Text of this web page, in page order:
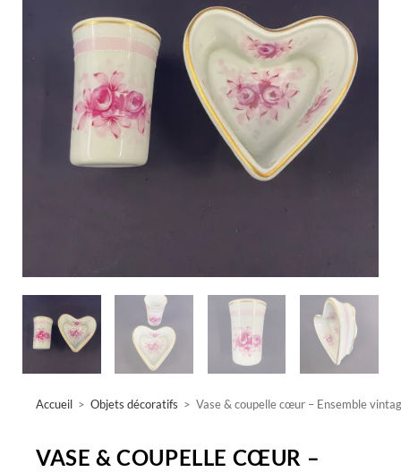
Accueil > Objets décoratifs > Vase & coupelle cœur – Ensemble
VASE & COUPELLE CŒUR –